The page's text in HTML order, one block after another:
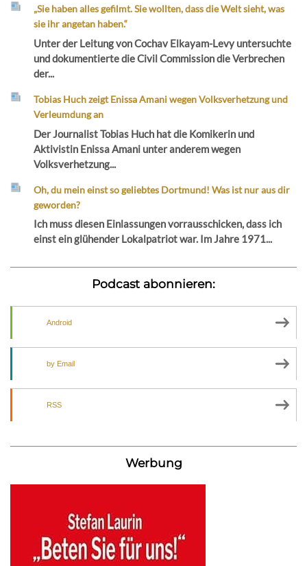
„Sie haben alles gefilmt. Sie wollten, dass die Welt sieht, was
sie ihr angetan haben.“
Unter der Leitung von Cochav Elkayam-Levy untersuchte
und dokumentierte die Civil Commission die Verbrechen
der...
Tobias Huch zeigt Enissa Amani wegen Volksverhetzung und
Verleumdung an
Der Journalist Tobias Huch hat die Komikerin und
Aktivistin Enissa Amani unter anderem wegen
Volksverhetzung...
Oh, du mein einst so geliebtes Dortmund! Was ist nur aus dir
geworden?
Ich muss diesen Einlassungen vorrausschicken, dass ich
einst ein glühender Lokalpatriot war. Im Jahre 1971...
Podcast abonnieren:
Android
by Email
RSS
Werbung